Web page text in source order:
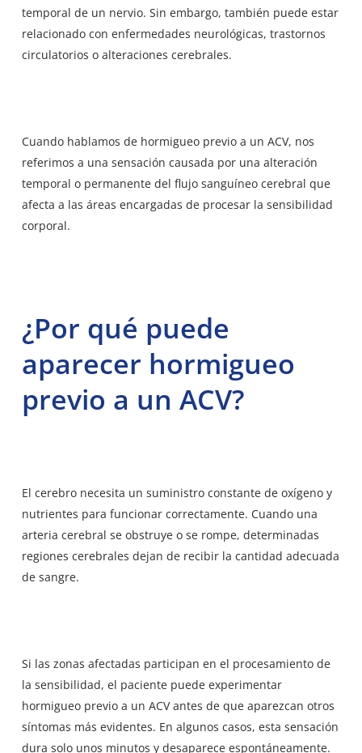
temporal de un nervio. Sin embargo, también puede estar
relacionado con enfermedades neurológicas, trastornos
circulatorios o alteraciones cerebrales.
Cuando hablamos de hormigueo previo a un ACV, nos
referimos a una sensación causada por una alteración
temporal o permanente del flujo sanguíneo cerebral que
afecta a las áreas encargadas de procesar la sensibilidad
corporal.
¿Por qué puede
aparecer hormigueo
previo a un ACV?
El cerebro necesita un suministro constante de oxígeno y
nutrientes para funcionar correctamente. Cuando una
arteria cerebral se obstruye o se rompe, determinadas
regiones cerebrales dejan de recibir la cantidad adecuada
de sangre.
Si las zonas afectadas participan en el procesamiento de
la sensibilidad, el paciente puede experimentar
hormigueo previo a un ACV antes de que aparezcan otros
síntomas más evidentes. En algunos casos, esta sensación
dura solo unos minutos y desaparece espontáneamente.